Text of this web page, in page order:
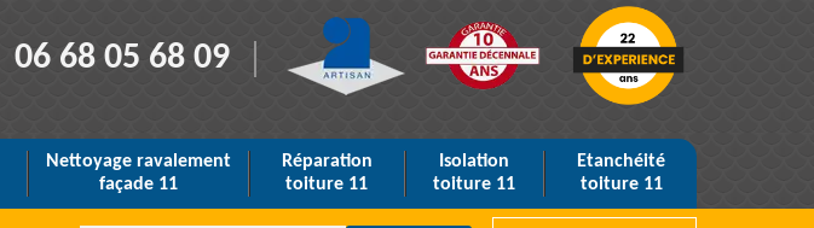
06 68 05 68 09
Nettoyage ravalement
façade 11
Réparation
toiture 11
Isolation
toiture 11
Etanchéité
toiture 11